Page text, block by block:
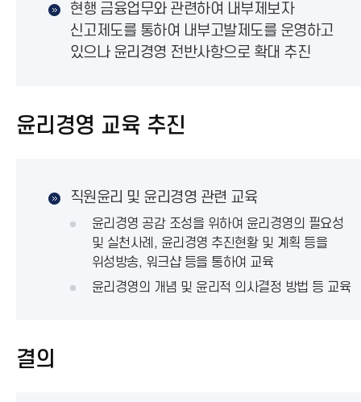
현행 금융업무와 관련하여 내부제보자
신고제도를 통하여 내부고발제도를 운영하고
있으나 윤리경영 전반사항으로 확대 추진
윤리경영 교육 추진
직원윤리 및 윤리경영 관련 교육
윤리경영 공감 조성을 위하여 윤리경영의 필요성
및 실천사례, 윤리경영 추진현황 및 계획 등을
위성방송, 워크샵 등을 통하여 교육
윤리경영의 개념 및 윤리적 의사결정 방법 등 교육
결의